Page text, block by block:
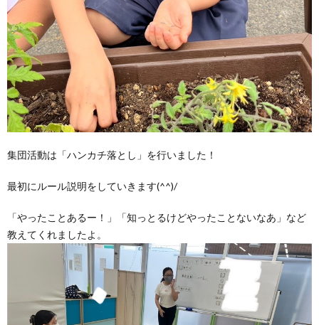
集団活動は「ハンカチ落とし」を行いました！
最初にルール説明をしていきます(^^)/
「やったことあるー！」「知っとるけどやったことないなあ」など
教えてくれましたよ。